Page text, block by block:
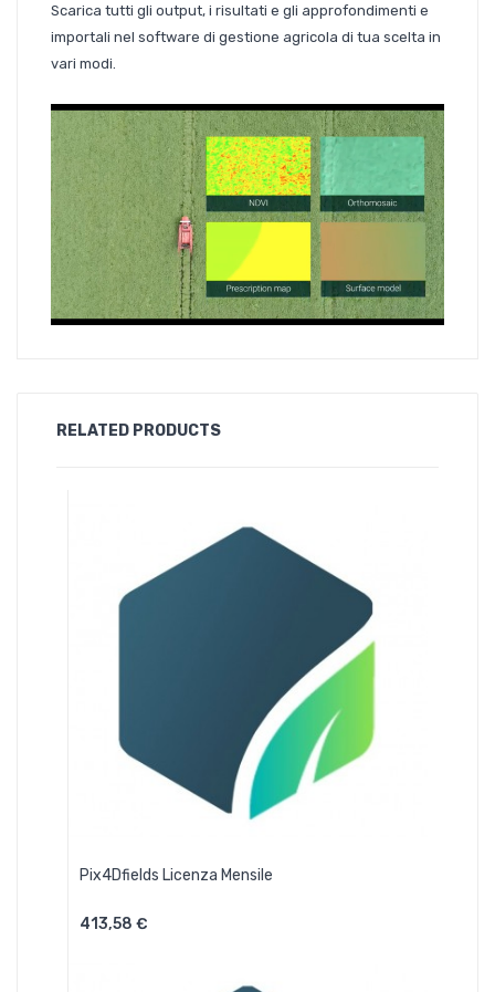
Scarica tutti gli output, i risultati e gli approfondimenti e
importali nel software di gestione agricola di tua scelta in
vari modi.
RELATED PRODUCTS
Pix4Dfields Licenza Mensile
413,58 €Aggiungi Al Carrello